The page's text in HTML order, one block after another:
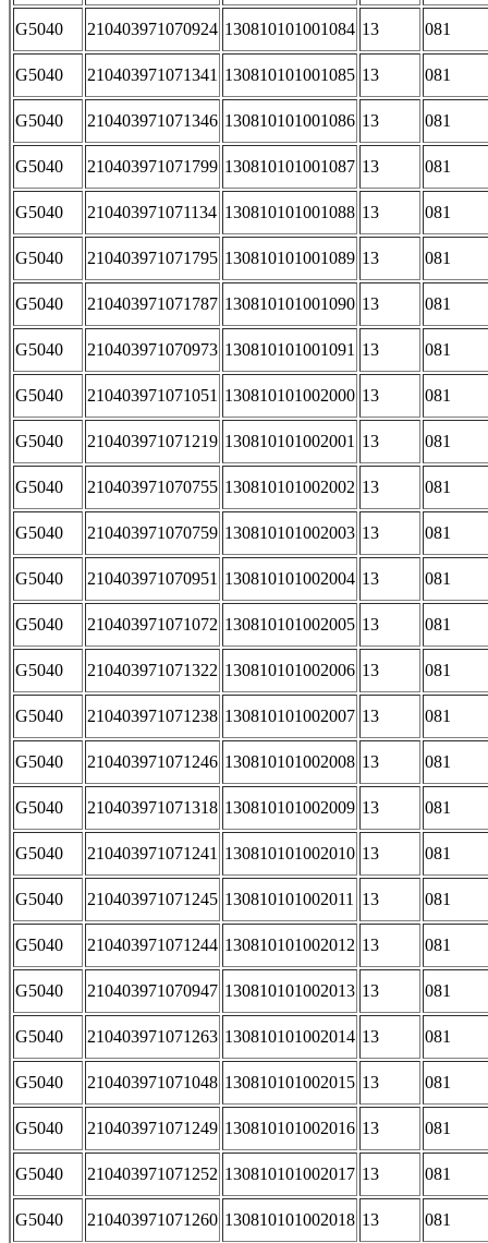
G5040 210403971070924 130810101001084 13 081
G5040 210403971071341 130810101001085 13 081
G5040 210403971071346 130810101001086 13 081
G5040 210403971071799 130810101001087 13 081
G5040 210403971071134 130810101001088 13 081
G5040 210403971071795 130810101001089 13 081
G5040 210403971071787 130810101001090 13 081
G5040 210403971070973 130810101001091 13 081
G5040 210403971071051 130810101002000 13 081
G5040 210403971071219 130810101002001 13 081
G5040 210403971070755 130810101002002 13 081
G5040 210403971070759 130810101002003 13 081
G5040 210403971070951 130810101002004 13 081
G5040 210403971071072 130810101002005 13 081
G5040 210403971071322 130810101002006 13 081
G5040 210403971071238 130810101002007 13 081
G5040 210403971071246 130810101002008 13 081
G5040 210403971071318 130810101002009 13 081
G5040 210403971071241 130810101002010 13 081
G5040 210403971071245 130810101002011 13 081
G5040 210403971071244 130810101002012 13 081
G5040 210403971070947 130810101002013 13 081
G5040 210403971071263 130810101002014 13 081
G5040 210403971071048 130810101002015 13 081
G5040 210403971071249 130810101002016 13 081
G5040 210403971071252 130810101002017 13 081
G5040 210403971071260 130810101002018 13 081